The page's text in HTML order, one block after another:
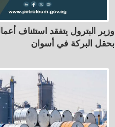
وزير البترول يتفقد استئناف
بحقل البركة في أسوان